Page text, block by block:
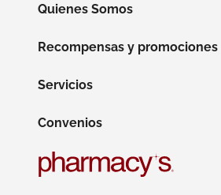
Quienes Somos
Recompensas y promociones
Servicios
Convenios